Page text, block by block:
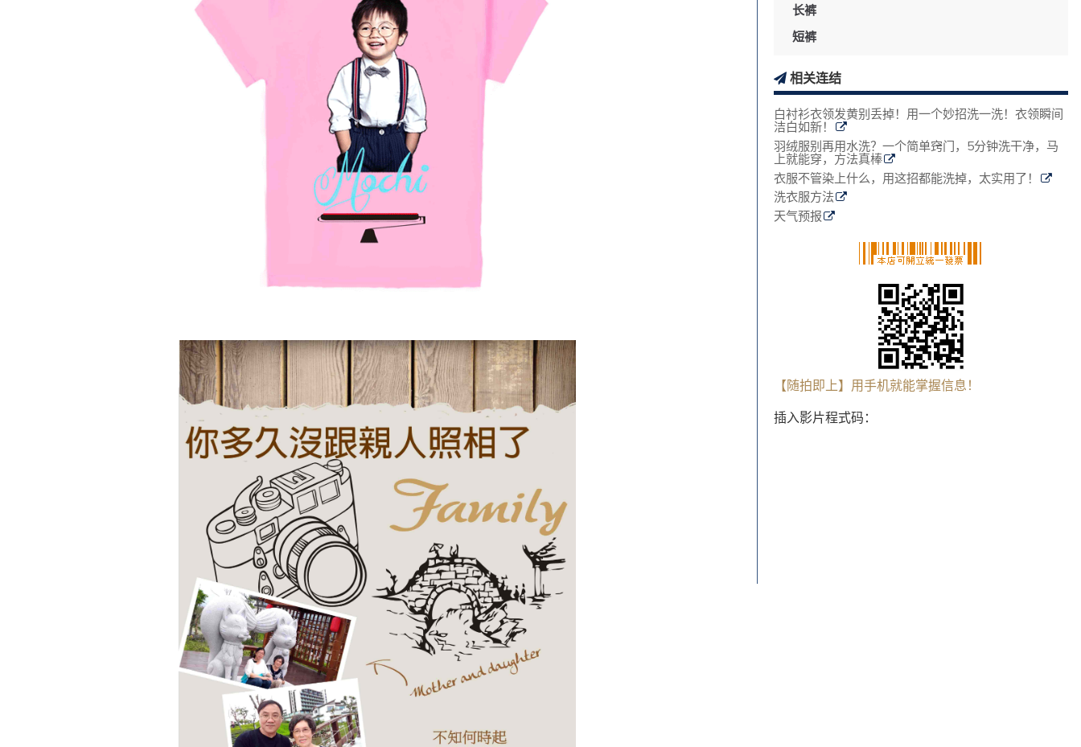
长裤
短裤
相关连结
白衬衫衣领发黄别丢掉！用一个妙招洗一洗！衣领瞬间
洁白如新！
羽绒服别再用水洗？一个简单窍门，5分钟洗干净，马
上就能穿，方法真棒
衣服不管染上什么，用这招都能洗掉，太实用了！
洗衣服方法
天气预报
【随拍即上】用手机就能掌握信息！
插入影片程式码：